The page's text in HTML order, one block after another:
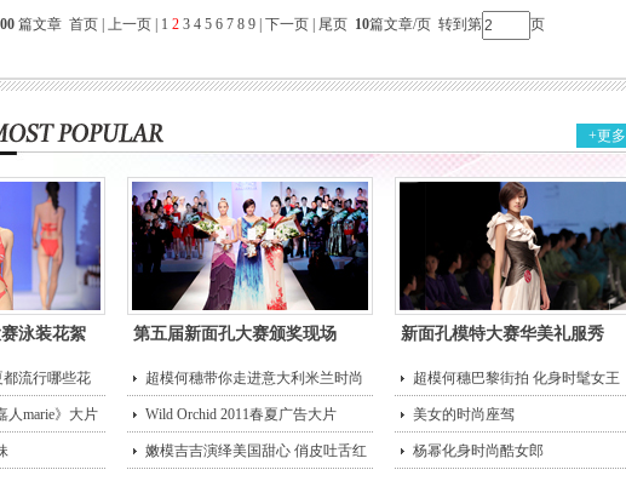
篇文章 首页| 上一页| 1 2 3 4 5 6 7 8 9| 下一页| 尾页 10篇文章/页 转到第 页
+更多
泳装花絮 第五届新面孔大赛颁奖现场 新面孔模特大赛华美礼服秀
都流行哪些花 超模何穗带你走进意大利米兰时尚
街头
超模何穗巴黎街拍 化身时髦女王
人marie》大片 Wild Orchid 2011春夏广告大片 美女的时尚座驾
嫩模吉吉演绎美国甜心 俏皮吐舌红 杨幂化身时尚酷女郎